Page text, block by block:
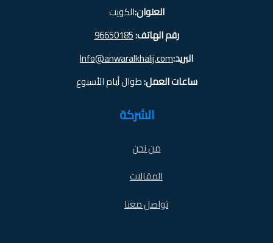
العنوان:الكويت
رقم الهاتف:96650185
البريد:Info@anwaralkhalij.com
ساعات العمل:طوال أيام الأسبوع
الشركة
من نحن
المقالات
تواصل معنا